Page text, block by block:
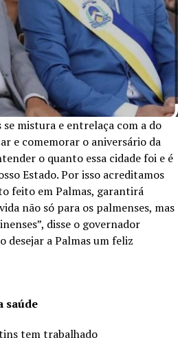
se mistura e entrelaça com a do
e comemorar o aniversário da
o quanto essa cidade foi e é
Estado. Por isso acreditamos
feito em Palmas, garantirá
não só para os palmenses, mas
disse o governador
desejar a Palmas um feliz
saúde
tem trabalhado